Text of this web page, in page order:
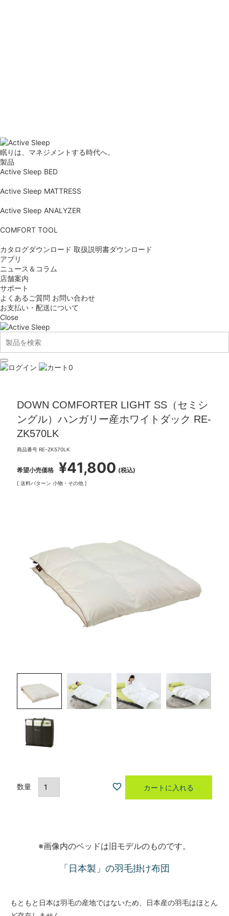
眠りは、マネジメントする時代へ。
製品
Active Sleep BED
Active Sleep MATTRESS
Active Sleep ANALYZER
COMFORT TOOL
カタログダウンロード 取扱説明書ダウンロード
アプリ
ニュース＆コラム
店舗案内
サポート
よくあるご質問 お問い合わせ
お支払い・配送について
Close
0
DOWN COMFORTER LIGHT SS（セミシ
ングル）ハンガリー産ホワイトダック RE-
ZK570LK
商品番号 RE-ZK570LK
希望小売価格 ¥41,800 税込
送料パターン 小物・その他
カートに入れる
※画像内のベッドは旧モデルのものです。
「日本製」の羽毛掛け布団
もともと日本は羽毛の産地ではないため、日本産の羽毛はほとん